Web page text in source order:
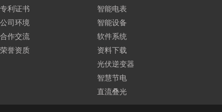
专利证书
公司环境
合作交流
荣誉资质
智能电表
智能设备
软件系统
资料下载
光伏逆变器
智慧节电
直流叠光